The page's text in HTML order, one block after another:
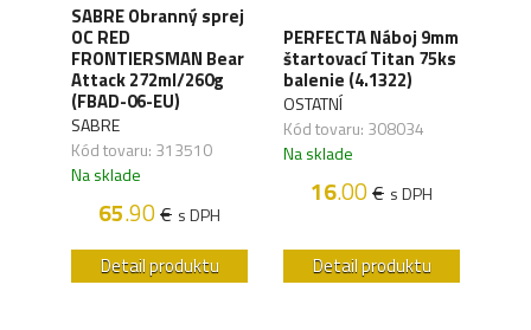
SABRE Obranný sprej
OC RED
FRONTIERSMAN Bear
Attack 272ml/260g
(FBAD-06-EU)
SABRE
Kód tovaru: 313510
Na sklade
65.90€ s DPH
Detail produktu
PERFECTA Náboj 9mm
štartovací Titan 75ks
balenie (4.1322)
OSTATNÍ
Kód tovaru: 308034
Na sklade
16.00€ s DPH
Detail produktu